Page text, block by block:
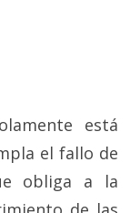
está
el fallo de
obliga a la